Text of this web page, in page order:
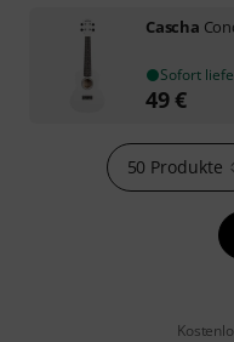
Cascha
Sofort
49€
50 Produkte